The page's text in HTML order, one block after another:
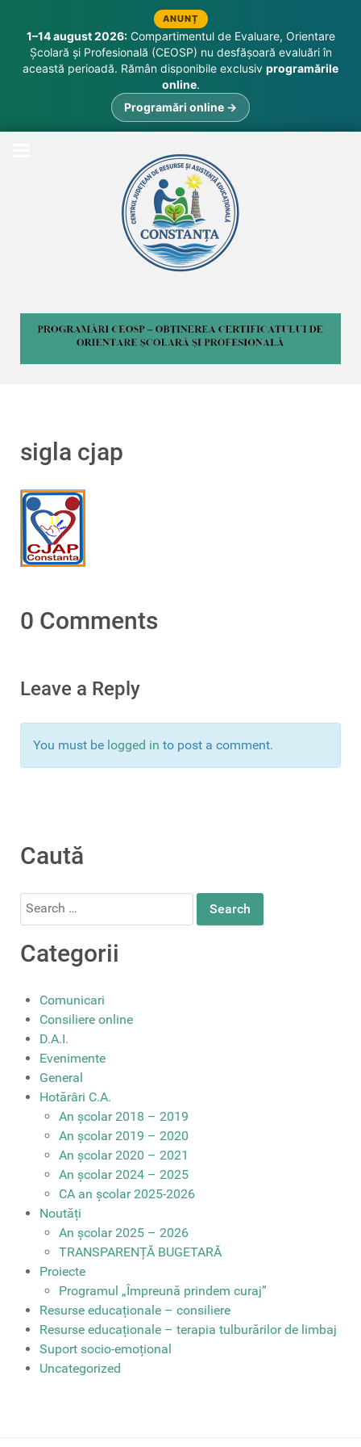
ANUNȚ
1–14 august 2026:Compartimentul de Evaluare, Orientare
Școlară și Profesională (CEOSP) nu desfășoară evaluări în
această perioadă. Rămân disponibile exclusiv programările
online.
Programări online →
sigla cjap
0 Comments
Leave a Reply
You must be logged in to post a comment.
Caută
Search
Categorii
Comunicari
Consiliere online
D.A.I.
Evenimente
General
Hotărâri C.A.
An școlar 2018 – 2019
An școlar 2019 – 2020
An școlar 2020 – 2021
An școlar 2024 – 2025
CA an școlar 2025-2026
Noutăți
An școlar 2025 – 2026
TRANSPARENȚĂ BUGETARĂ
Proiecte
Programul „Împreună prindem curaj”
Resurse educaționale – consiliere
Resurse educaționale – terapia tulburărilor de limbaj
Suport socio-emoțional
Uncategorized